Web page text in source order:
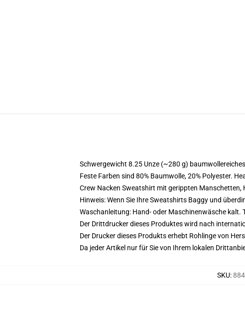
Schwergewicht 8.25 Unze (~280 g)
Feste Farben sind 80% Baumwolle, 20% Polyester.
Crew Nacken Sweatshirt mit gerippten Manschetten,
Hinweis: Wenn Sie Ihre Sweatshirts Baggy und
Waschanleitung: Hand- oder Maschinenwäsche kalt.
Der Drittdrucker dieses Produktes wird nach
Der Drucker dieses Produkts erhebt Rohlinge von
Da jeder Artikel nur für Sie von Ihrem lokalen
SKU: